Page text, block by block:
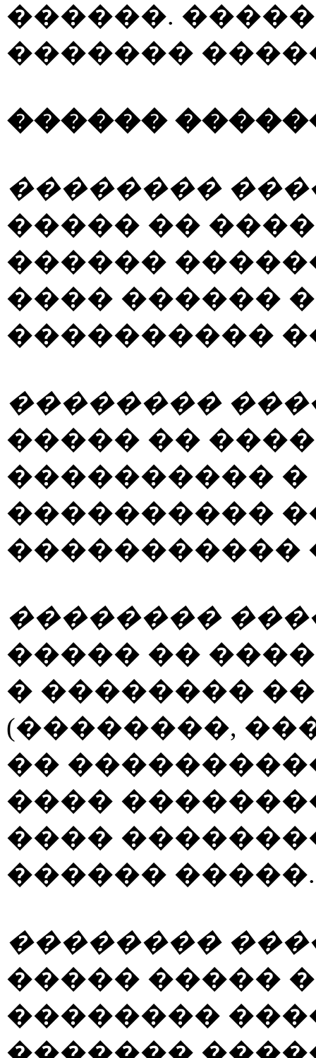
������.
�������
������
��������
����� ��
������
���� ������
����������
��������
����� ��
���������� �
����������
�����������
��������
����� ��
� ��������
(��������,
��
���� ��������
����
������ �����.
��������
����� �����
��������
�������